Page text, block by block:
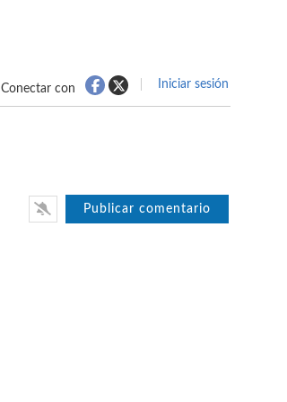
Conectar con Iniciar sesión